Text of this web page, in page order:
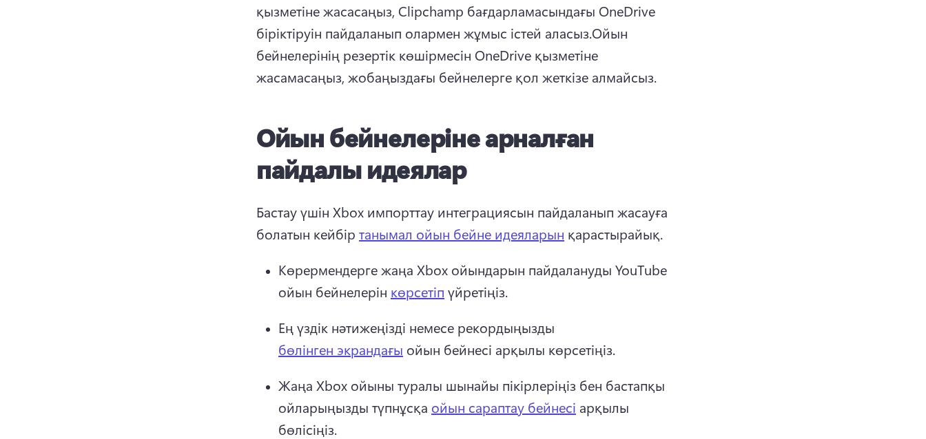
қызметіне жасасаңыз, Clipchamp бағдарламасындағы OneDrive
біріктіруін пайдаланып олармен жұмыс істей аласыз.Ойын
бейнелерінің резертік көшірмесін OneDrive қызметіне
жасамасаңыз, жобаңыздағы бейнелерге қол жеткізе алмайсыз.
Ойын бейнелеріне арналған
пайдалы идеялар
Бастау үшін Xbox импорттау интеграциясын пайдаланып жасауға
болатын кейбір танымал ойын бейне идеяларын қарастырайық.
Көрермендерге жаңа Xbox ойындарын пайдалануды YouTube
ойын бейнелерін көрсетіп үйретіңіз.
Ең үздік нәтижеңізді немесе рекордыңызды
бөлінген экрандағы ойын бейнесі арқылы көрсетіңіз.
Жаңа Xbox ойыны туралы шынайы пікірлеріңіз бен бастапқы
ойларыңызды түпнұсқа ойын сараптау бейнесі арқылы
бөлісіңіз.